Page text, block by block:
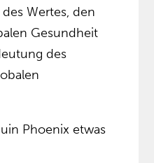
Wertes, den
Gesundheit
des
Phoenix etwas